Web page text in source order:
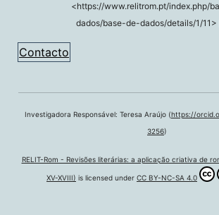
<https://www.relitrom.pt/index.php/
dados/base-de-dados/details/1/11>
Contacto
Investigadora Responsável: Teresa Araújo (https://
3256)
RELIT-Rom - Revisões literárias: a aplicação criativa de
XV-XVIII) is licensed under CC BY-NC-SA 4.0